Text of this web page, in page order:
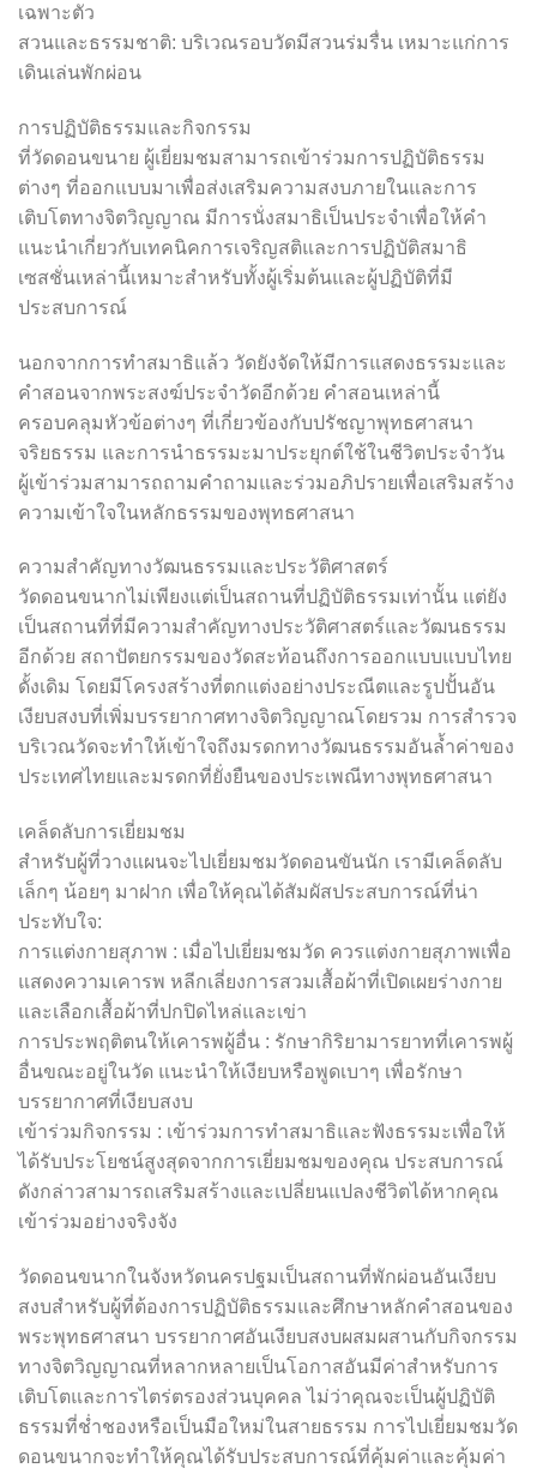
เฉพาะตัว
สวนและธรรมชาติ: บริเวณรอบวัดมีสวนร่มรื่น เหมาะแก่การ
เดินเล่นพักผ่อน
การปฏิบัติธรรมและกิจกรรม
ที่วัดดอนขนาย ผู้เยี่ยมชมสามารถเข้าร่วมการปฏิบัติธรรม
ต่างๆ ที่ออกแบบมาเพื่อส่งเสริมความสงบภายในและการ
เติบโตทางจิตวิญญาณ มีการนั่งสมาธิเป็นประจำเพื่อให้คำ
แนะนำเกี่ยวกับเทคนิคการเจริญสติและการปฏิบัติสมาธิ
เซสชั่นเหล่านี้เหมาะสำหรับทั้งผู้เริ่มต้นและผู้ปฏิบัติที่มี
ประสบการณ์
นอกจากการทำสมาธิแล้ว วัดยังจัดให้มีการแสดงธรรมะและ
คำสอนจากพระสงฆ์ประจำวัดอีกด้วย คำสอนเหล่านี้
ครอบคลุมหัวข้อต่างๆ ที่เกี่ยวข้องกับปรัชญาพุทธศาสนา
จริยธรรม และการนำธรรมะมาประยุกต์ใช้ในชีวิตประจำวัน
ผู้เข้าร่วมสามารถถามคำถามและร่วมอภิปรายเพื่อเสริมสร้าง
ความเข้าใจในหลักธรรมของพุทธศาสนา
ความสำคัญทางวัฒนธรรมและประวัติศาสตร์
วัดดอนขนากไม่เพียงแต่เป็นสถานที่ปฏิบัติธรรมเท่านั้น แต่ยัง
เป็นสถานที่ที่มีความสำคัญทางประวัติศาสตร์และวัฒนธรรม
อีกด้วย สถาปัตยกรรมของวัดสะท้อนถึงการออกแบบแบบไทย
ดั้งเดิม โดยมีโครงสร้างที่ตกแต่งอย่างประณีตและรูปปั้นอัน
เงียบสงบที่เพิ่มบรรยากาศทางจิตวิญญาณโดยรวม การสำรวจ
บริเวณวัดจะทำให้เข้าใจถึงมรดกทางวัฒนธรรมอันล้ำค่าของ
ประเทศไทยและมรดกที่ยั่งยืนของประเพณีทางพุทธศาสนา
เคล็ดลับการเยี่ยมชม
สำหรับผู้ที่วางแผนจะไปเยี่ยมชมวัดดอนขันนัก เรามีเคล็ดลับ
เล็กๆ น้อยๆ มาฝาก เพื่อให้คุณได้สัมผัสประสบการณ์ที่น่า
ประทับใจ:
การแต่งกายสุภาพ : เมื่อไปเยี่ยมชมวัด ควรแต่งกายสุภาพเพื่อ
แสดงความเคารพ หลีกเลี่ยงการสวมเสื้อผ้าที่เปิดเผยร่างกาย
และเลือกเสื้อผ้าที่ปกปิดไหล่และเข่า
การประพฤติตนให้เคารพผู้อื่น : รักษากิริยามารยาทที่เคารพผู้
อื่นขณะอยู่ในวัด แนะนำให้เงียบหรือพูดเบาๆ เพื่อรักษา
บรรยากาศที่เงียบสงบ
เข้าร่วมกิจกรรม : เข้าร่วมการทำสมาธิและฟังธรรมะเพื่อให้
ได้รับประโยชน์สูงสุดจากการเยี่ยมชมของคุณ ประสบการณ์
ดังกล่าวสามารถเสริมสร้างและเปลี่ยนแปลงชีวิตได้หากคุณ
เข้าร่วมอย่างจริงจัง
วัดดอนขนากในจังหวัดนครปฐมเป็นสถานที่พักผ่อนอันเงียบ
สงบสำหรับผู้ที่ต้องการปฏิบัติธรรมและศึกษาหลักคำสอนของ
พระพุทธศาสนา บรรยากาศอันเงียบสงบผสมผสานกับกิจกรรม
ทางจิตวิญญาณที่หลากหลายเป็นโอกาสอันมีค่าสำหรับการ
เติบโตและการไตร่ตรองส่วนบุคคล ไม่ว่าคุณจะเป็นผู้ปฏิบัติ
ธรรมที่ช่ำชองหรือเป็นมือใหม่ในสายธรรม การไปเยี่ยมชมวัด
ดอนขนากจะทำให้คุณได้รับประสบการณ์ที่คุ้มค่าและคุ้มค่า